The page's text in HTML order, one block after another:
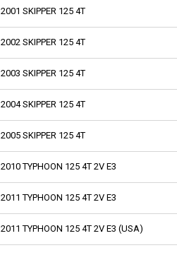
2001 SKIPPER 125 4T
2002 SKIPPER 125 4T
2003 SKIPPER 125 4T
2004 SKIPPER 125 4T
2005 SKIPPER 125 4T
2010 TYPHOON 125 4T 2V E3
2011 TYPHOON 125 4T 2V E3
2011 TYPHOON 125 4T 2V E3 (USA)